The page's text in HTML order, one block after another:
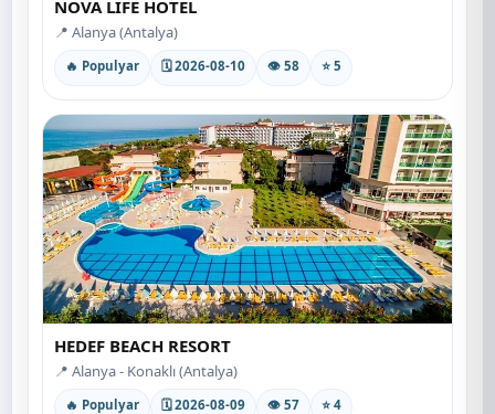
NOVA LIFE HOTEL
📍 Alanya (Antalya)
🔥 Populyar 🗓 2026-08-10 👁 58 ⭐ 5
HEDEF BEACH RESORT
📍 Alanya - Konaklı (Antalya)
🔥 Populyar 🗓 2026-08-09 👁 57 ⭐ 4